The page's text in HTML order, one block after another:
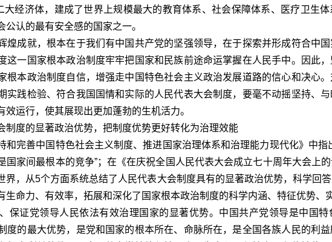
大经济体，建成了世界上规模最大的教育体系、社会保障体系、医疗卫生
认的最有安全感的国家之一。
成就，根本在于我们有中国共产党的坚强领导，在于探索并形成符合中国
这一国家根本政治制度牢牢把国家和民族前途命运掌握在人民手中。因此
根本政治制度自信，增强走中国特色社会主义政治发展道路的信心和决心
实践检验、符合我国国情和实际的人民代表大会制度，要毫不动摇坚持、
运行，使其展现出更加蓬勃的生机活力。
制度的显著政治优势，把制度优势更好转化为治理效能
完善中国特色社会主义制度、推进国家治理体系和治理能力现代化》中指
国家间最根本的竞争”；在《在庆祝全国人民代表大会成立七十周年大会上
界，从5个方面系统总结了人民代表大会制度具有的显著政治优势，科学回
生命力、有效率，拓展和深化了国家根本政治制度的科学内涵、特征优势、
证党领导人民依法有效治理国家的显著优势。中国共产党领导是中国特
度的最大优势，是党和国家的根本所在、命脉所在，是全国各族人民的利